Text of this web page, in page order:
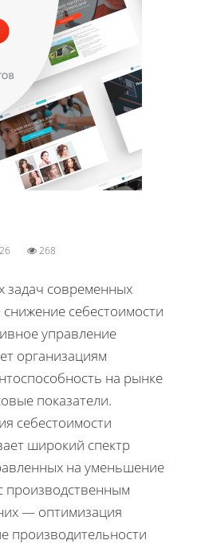
268
современных
себестоимости
управление
организациям
на рынке
показатели.
себестоимости
широкий спектр
на уменьшение
производственным
— оптимизация
производительности